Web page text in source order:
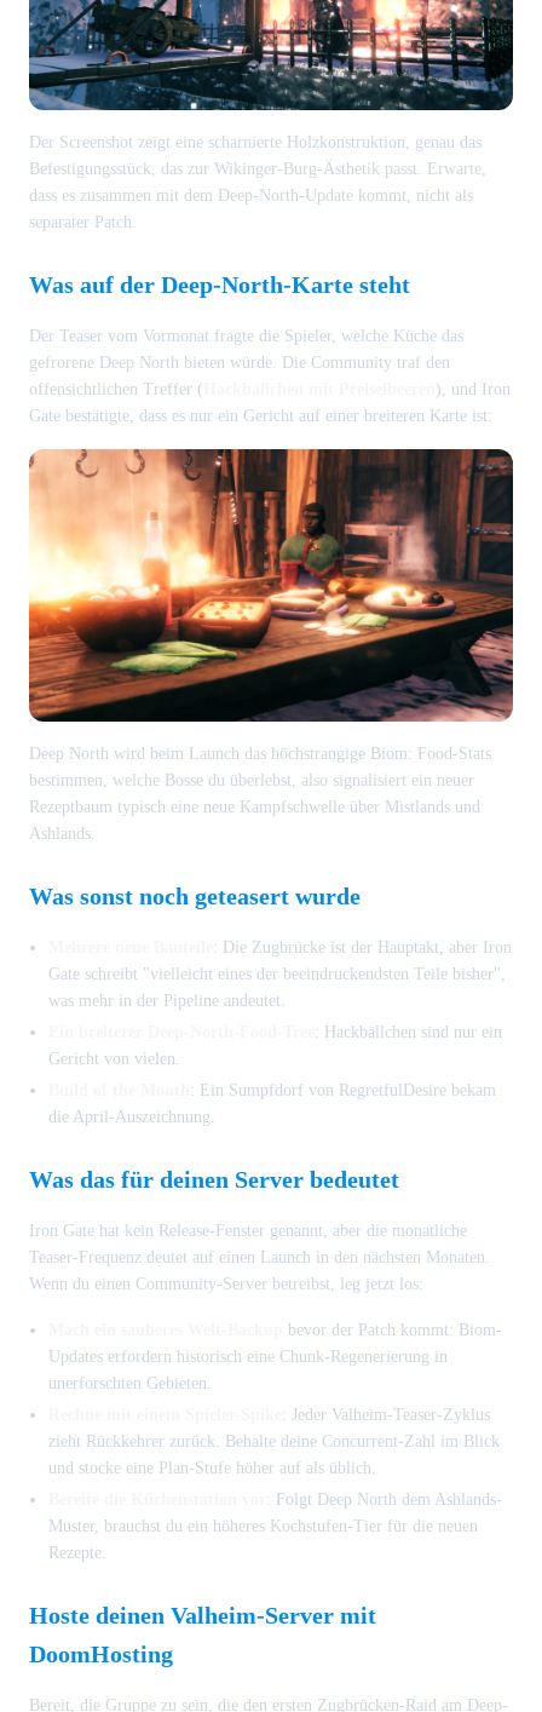
Der Screenshot zeigt eine scharnierte Holzkonstruktion, genau das
Befestigungsstück, das zur Wikinger-Burg-Ästhetik passt. Erwarte,
dass es zusammen mit dem Deep-North-Update kommt, nicht als
separater Patch.
Was auf der Deep-North-Karte steht
Der Teaser vom Vormonat fragte die Spieler, welche Küche das
gefrorene Deep North bieten würde. Die Community traf den
offensichtlichen Treffer (
), und Iron
Gate bestätigte, dass es nur ein Gericht auf einer breiteren Karte ist:
Deep North wird beim Launch das höchstrangige Biom: Food-Stats
bestimmen, welche Bosse du überlebst, also signalisiert ein neuer
Rezeptbaum typisch eine neue Kampfschwelle über Mistlands und
Ashlands.
Was sonst noch geteasert wurde
: Die Zugbrücke ist der Hauptakt, aber Iron
Gate schreibt "vielleicht eines der beeindruckendsten Teile bisher",
was mehr in der Pipeline andeutet.
: Hackbällchen sind nur ein
Gericht von vielen.
: Ein Sumpfdorf von RegretfulDesire bekam
die April-Auszeichnung.
Was das für deinen Server bedeutet
Iron Gate hat kein Release-Fenster genannt, aber die monatliche
Teaser-Frequenz deutet auf einen Launch in den nächsten Monaten.
Wenn du einen Community-Server betreibst, leg jetzt los:
bevor der Patch kommt: Biom-
Updates erfordern historisch eine Chunk-Regenerierung in
unerforschten Gebieten.
: Jeder Valheim-Teaser-Zyklus
zieht Rückkehrer zurück. Behalte deine Concurrent-Zahl im Blick
und stocke eine Plan-Stufe höher auf als üblich.
: Folgt Deep North dem Ashlands-
Muster, brauchst du ein höheres Kochstufen-Tier für die neuen
Rezepte.
Hoste deinen Valheim-Server mit
DoomHosting
Bereit, die Gruppe zu sein, die den ersten Zugbrücken-Raid am Deep-